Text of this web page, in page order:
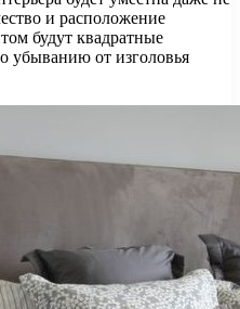
и расположение
будут квадратные
убыванию от изголовья